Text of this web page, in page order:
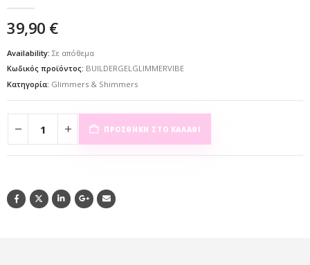
39,90 €
Availability: Σε απόθεμα
Κωδικός προϊόντος: BUILDERGELGLIMMERVIBE
Κατηγορία: Glimmers & Shimmers
ΠΡΟΣΘΉΚΗ ΣΤΟ ΚΑΛΆΘΙ